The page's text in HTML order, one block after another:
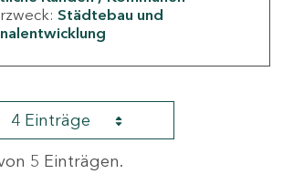
Städtebau und
4 Einträge
5 Einträgen.